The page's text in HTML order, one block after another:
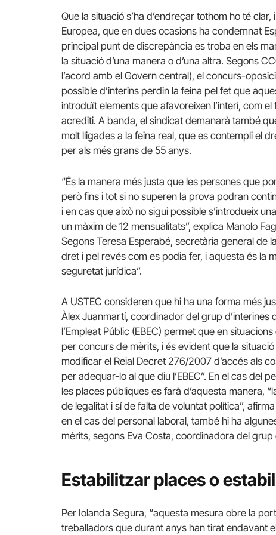
Que la situació s’ha d’endreçar tothom ho té
Europea, que en dues ocasions ha condemnat
principal punt de discrepància es troba en els
la situació d’una manera o d’una altra. Segons
l’acord amb el Govern central), el concurs-
possible d’interins perdin la feina pel fet que
introduït elements que afavoreixen l’interí, com
acrediti. A banda, el sindicat demanarà també
molt lligades a la feina real, que es contempli el
per als més grans de 55 anys.
“És la manera més justa que les persones que
però fins i tot si no superen la prova podran
i en cas que això no sigui possible s’introdueix
un màxim de 12 mensualitats”, explica Manolo
Segons Teresa Esperabé, secretària general de
dret i pel revés com es podia fer, i aquesta és la
seguretat jurídica”.
A USTEC consideren que hi ha una forma més
Àlex Juanmartí, coordinador del grup d’interines
l’Empleat Públic (EBEC) permet que en
per concurs de mèrits, i és evident que la
modificar el Reial Decret 276/2007 d’accés als
per adequar-lo al que diu l’EBEC”. En el cas del
les places públiques es farà d’aquesta manera,
de legalitat i sí de falta de voluntat política”,
en el cas del personal laboral, també hi ha
mèrits, segons Eva Costa, coordinadora del
Estabilitzar places o
Per Iolanda Segura, “aquesta mesura obre la
treballadors que durant anys han tirat endavant